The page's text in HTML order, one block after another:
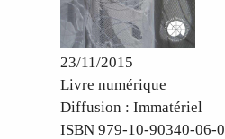
23/11/2015
Livre numérique
Diffusion : Immatériel
ISBN 979-10-90340-06-0